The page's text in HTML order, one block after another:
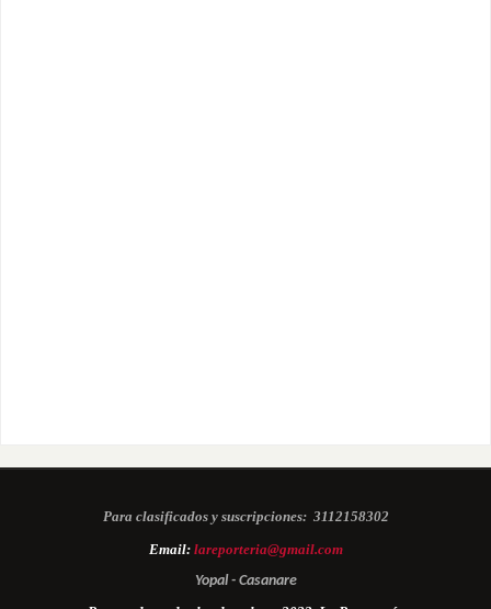
Para clasificados y suscripciones: 3112158302
Email: lareporteria@gmail.com
Yopal - Casanare